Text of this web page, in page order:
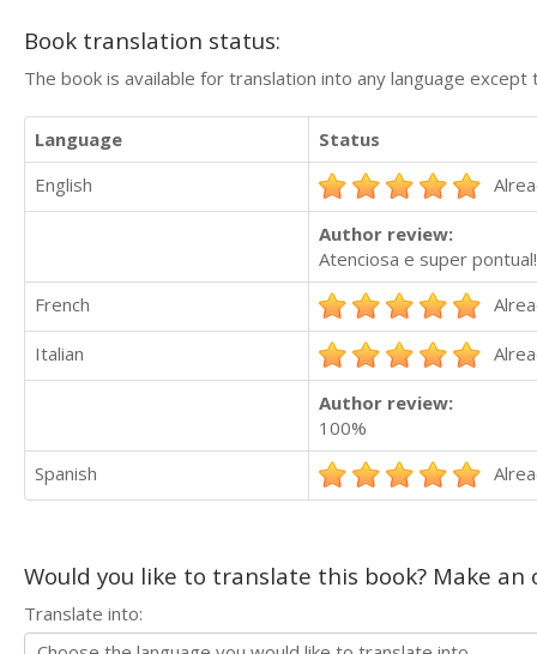
Book translation status:
The book is available for translation into any language
Language
Status
English
Author review:
Atenciosa e super
French
Italian
Author review:
100%
Spanish
Would you like to translate this book? Make
Translate into: